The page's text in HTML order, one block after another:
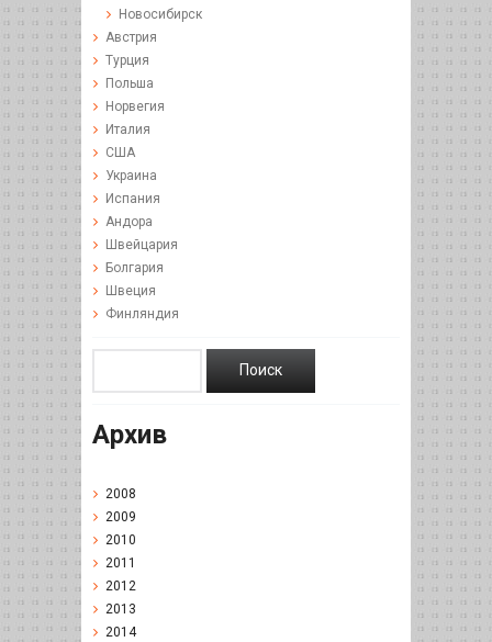
Новосибирск
Австрия
Турция
Польша
Норвегия
Италия
США
Украина
Испания
Андора
Швейцария
Болгария
Швеция
Финляндия
Архив
2008
2009
2010
2011
2012
2013
2014